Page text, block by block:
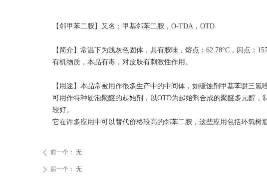
【邻甲苯二胺】又名：甲基邻苯二胺，O-TDA，OTD
【简介】常温下为浅灰色固体，具有胺味，熔点：62.78°C，闪点：
有机物质，本品有毒，对皮肤有刺激性作用。
【用途】本品常被用作很多生产中的中间体，如缓蚀剂甲基苯骈三
可用作特种硬泡聚醚的起始剂，以OTD为起始剂合成的聚醚多元醇
较好。
它在许多应用中可以替代价格较高的邻苯二胺，这些应用包括环氧树
ꄴ 前一个： 无
ꄲ 后一个： 无